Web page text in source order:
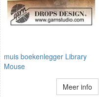
muis boekenlegger Library
Mouse
Meer info